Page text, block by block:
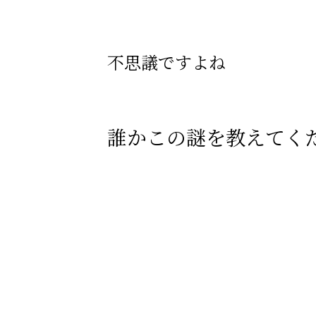
不思議ですよね
誰かこの謎を教えてく